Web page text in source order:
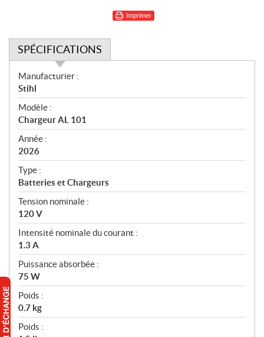
Imprimer
SPÉCIFICATIONS
S
p
é
c
i
f
i
c
a
t
i
o
n
s
Manufacturier :
Stihl
Modèle :
Chargeur AL 101
Année :
2026
Type :
Batteries et Chargeurs
Tension nominale :
120 V
Intensité nominale du courant :
1.3 A
Puissance absorbée :
75 W
Poids :
0.7 kg
Poids :